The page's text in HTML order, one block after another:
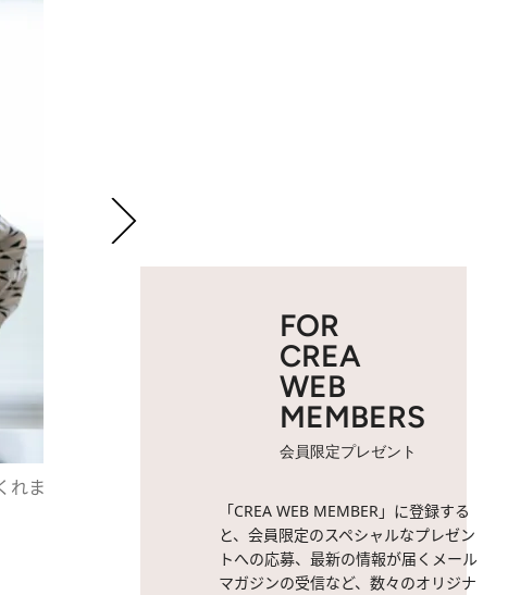
れま
頭金ゼロで5,000万円の家を
と電卓持ってきていいですか
FOR
CREA
WEB
MEMBERS
会員限定プレゼント
「CREA WEB MEMBER」に登録する
と、会員限定のスペシャルなプレゼン
トへの応募、最新の情報が届くメール
マガジンの受信など、数々のオリジナ